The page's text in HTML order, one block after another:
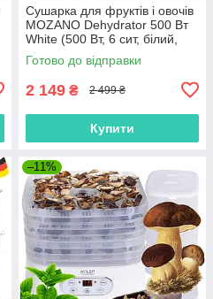
Сушарка для фруктів і овочів
MOZANO Dehydrator 500 Вт
White (500 Вт, 6 сит, білий,
Польща)
Готово до відправки
2 149 ₴ 2 499 ₴
Купити
–11%